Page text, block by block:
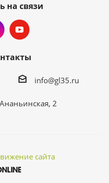
на связи
info@gl35.ru
2
сайта